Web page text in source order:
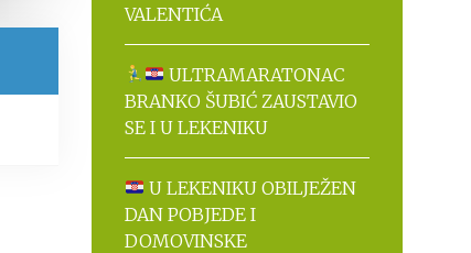
VALENTIĆA
ULTRAMARATONAC
BRANKO ŠUBIĆ ZAUSTAVIO
SE I U LEKENIKU
U LEKENIKU OBILJEŽEN
DAN POBJEDE I
DOMOVINSKE